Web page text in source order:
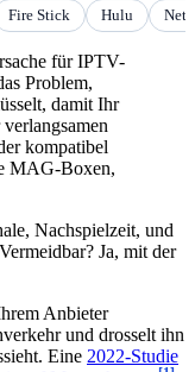
Fire Stick Hulu
für IPTV-
Problem,
damit Ihr
kompatibel
MAG-Boxen,
Nachspielzeit, und
Ja, mit der
Anbieter
und drosselt ihn
Eine 2022-Studie